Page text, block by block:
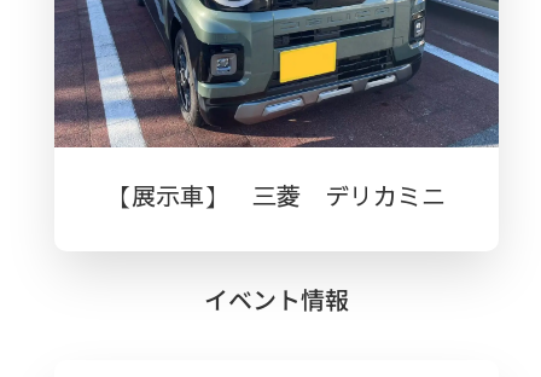
【展示車】 三菱 デリカミニ
イベント情報